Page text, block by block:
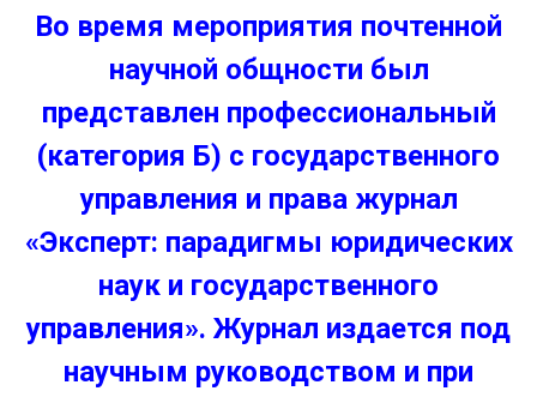
Во время мероприятия почтенной
научной общности был
представлен профессиональный
(категория Б) с государственного
управления и права журнал
«Эксперт: парадигмы юридических
наук и государственного
управления». Журнал издается под
научным руководством и при